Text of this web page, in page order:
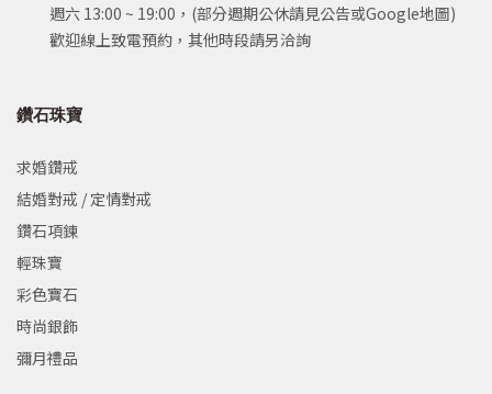
週六 13:00 ~ 19:00，(部分週期公休請見公告或Google地圖)
歡迎線上致電預約，其他時段請另洽詢
鑽石珠寶
求婚鑽戒
結婚對戒 / 定情對戒
鑽石項鍊
輕珠寶
彩色寶石
時尚銀飾
彌月禮品